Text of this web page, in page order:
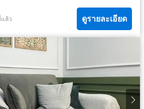
ล้ว ดูรายละเอียด